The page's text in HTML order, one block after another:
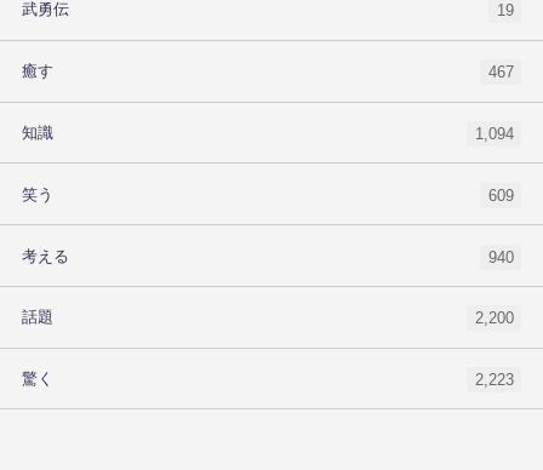
武勇伝 19
癒す 467
知識 1,094
笑う 609
考える 940
話題 2,200
驚く 2,223